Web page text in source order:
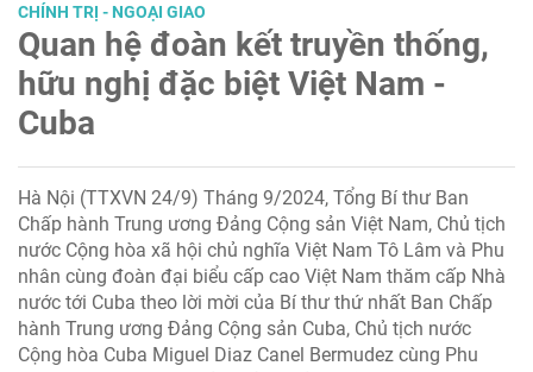
CHÍNH TRỊ - NGOẠI GIAO
Quan hệ đoàn kết truyền thống,
hữu nghị đặc biệt Việt Nam -
Cuba
Hà Nội (TTXVN 24/9) Tháng 9/2024, Tổng Bí thư Ban
Chấp hành Trung ương Đảng Cộng sản Việt Nam, Chủ tịch
nước Cộng hòa xã hội chủ nghĩa Việt Nam Tô Lâm và Phu
nhân cùng đoàn đại biểu cấp cao Việt Nam thăm cấp Nhà
nước tới Cuba theo lời mời của Bí thư thứ nhất Ban Chấp
hành Trung ương Đảng Cộng sản Cuba, Chủ tịch nước
Cộng hòa Cuba Miguel Diaz Canel Bermudez cùng Phu